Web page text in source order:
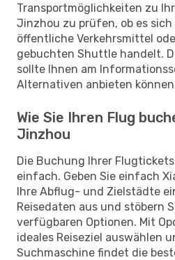
Transportmöglichkeiten zu
Jinzhou zu prüfen, ob es sich
öffentliche Verkehrsmittel
gebuchten Shuttle handelt.
sollte Ihnen am
Alternativen anbieten
Wie Sie Ihren Flug
Jinzhou
Die Buchung Ihrer
einfach. Geben Sie einfach
Ihre Abflug- und Zielstädte
Reisedaten aus und stöbern
verfügbaren Optionen. Mit
ideales Reiseziel auswählen
Suchmaschine findet die